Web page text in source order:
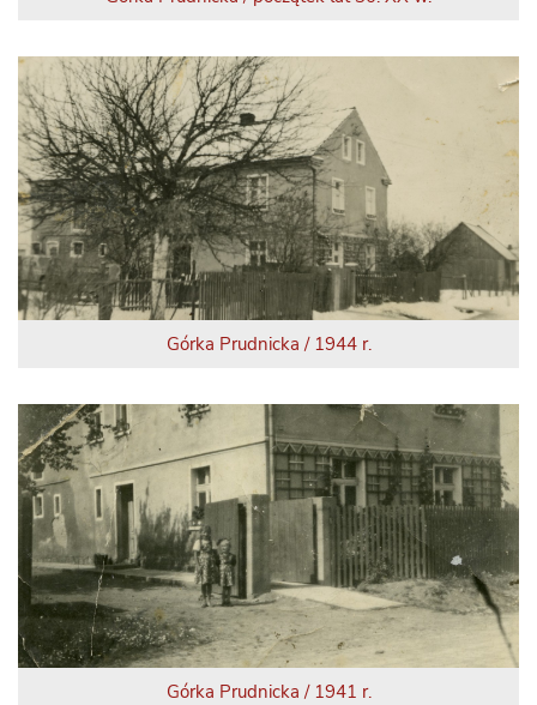
Górka Prudnicka / 1944 r.
Górka Prudnicka / 1941 r.